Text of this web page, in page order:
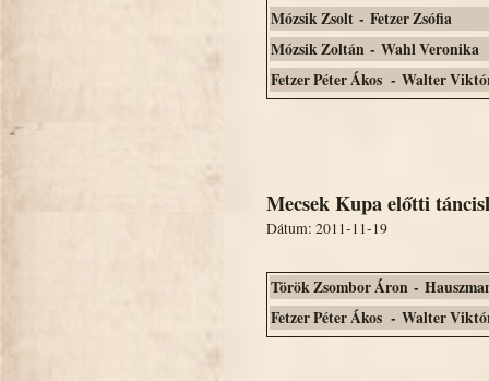
Mózsik Zsolt - Fetzer Zsófia
Mózsik Zoltán - Wahl Veronika
Fetzer Péter Ákos - Walter
Mecsek Kupa előtti
Dátum: 2011-11-19
Török Zsombor Áron -
Fetzer Péter Ákos - Walter